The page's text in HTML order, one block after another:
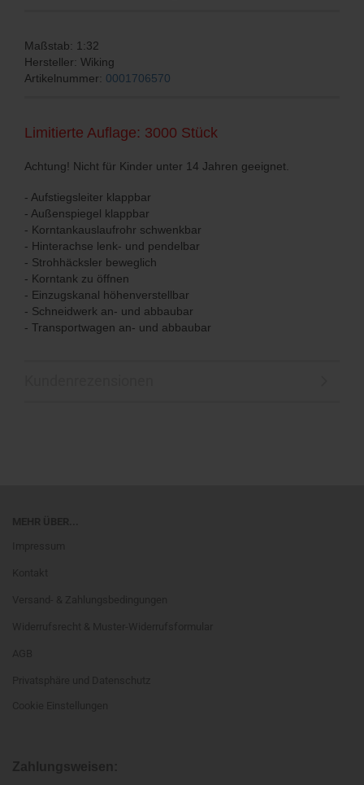
Maßstab: 1:32
Hersteller: Wiking
Artikelnummer: 0001706570
Limitierte Auflage: 3000 Stück
Achtung! Nicht für Kinder unter 14 Jahren geeignet.
- Aufstiegsleiter klappbar
- Außenspiegel klappbar
- Korntankauslaufrohr schwenkbar
- Hinterachse lenk- und pendelbar
- Strohhäcksler beweglich
- Korntank zu öffnen
- Einzugskanal höhenverstellbar
- Schneidwerk an- und abbaubar
- Transportwagen an- und abbaubar